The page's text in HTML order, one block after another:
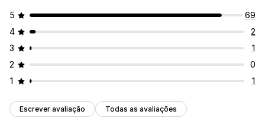
5
69
4
2
3
1
2
0
1
1
Escrever avaliação Todas as avaliações